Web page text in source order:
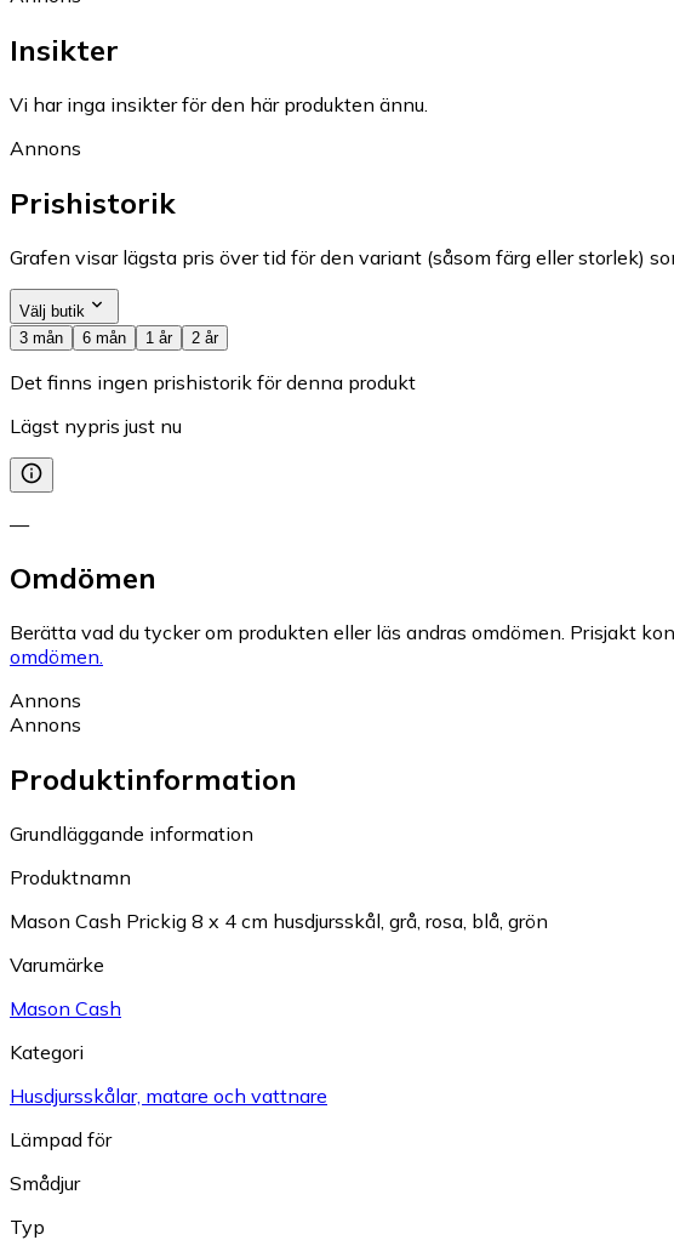
Insikter
Vi har inga insikter för den här produkten ännu.
Annons
Prishistorik
Grafen visar lägsta pris över tid för den variant (såsom färg eller storlek)
Välj butik
3 mån
6 mån 1 år 2 år
Det finns ingen prishistorik för denna produkt
Lägst nypris just nu
—
Omdömen
Berätta vad du tycker om produkten eller läs andras omdömen. Prisjakt
omdömen.
Annons
Annons
Produktinformation
Grundläggande information
Produktnamn
Mason Cash Prickig 8 x 4 cm husdjursskål, grå, rosa, blå, grön
Varumärke
Mason Cash
Kategori
Husdjursskålar, matare och vattnare
Lämpad för
Smådjur
Typ